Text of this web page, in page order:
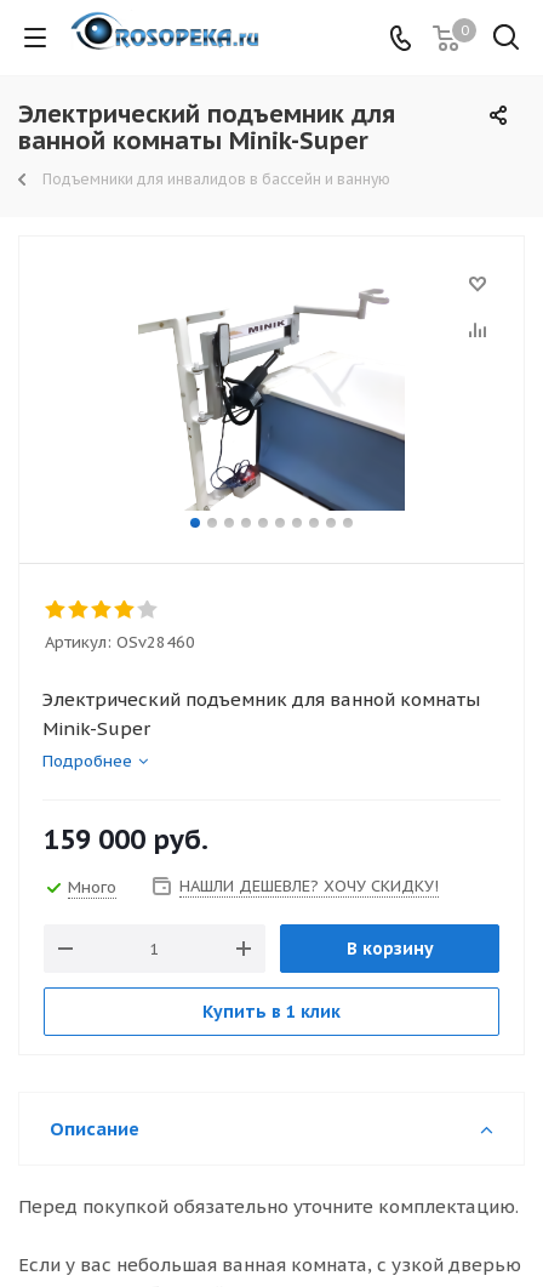
0
Электрический подъемник для
ванной комнаты Minik-Super
Подъемники для инвалидов в бассейн и ванную
Артикул: OSv28460
Электрический подъемник для ванной комнаты
Minik-Super
Подробнее
159 000 руб.
Много НАШЛИ ДЕШЕВЛЕ? ХОЧУ СКИДКУ!
В корзину
Купить в 1 клик
Описание
Перед покупкой обязательно уточните комплектацию.
Если у вас небольшая ванная комната, с узкой дверью